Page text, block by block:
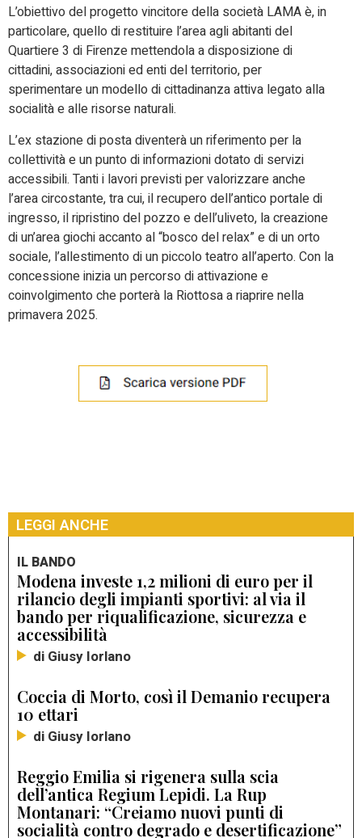
L’obiettivo del progetto vincitore della società LAMA è, in
particolare, quello di restituire l’area agli abitanti del
Quartiere 3 di Firenze mettendola a disposizione di
cittadini, associazioni ed enti del territorio, per
sperimentare un modello di cittadinanza attiva legato alla
socialità e alle risorse naturali.
L’ex stazione di posta diventerà un riferimento per la
collettività e un punto di informazioni dotato di servizi
accessibili. Tanti i lavori previsti per valorizzare anche
l’area circostante, tra cui, il recupero dell’antico portale di
ingresso, il ripristino del pozzo e dell’uliveto, la creazione
di un’area giochi accanto al “bosco del relax” e di un orto
sociale, l’allestimento di un piccolo teatro all’aperto. Con la
concessione inizia un percorso di attivazione e
coinvolgimento che porterà la Riottosa a riaprire nella
primavera 2025.
LEGGI ANCHE
IL BANDO
Modena investe 1,2 milioni di euro per il
rilancio degli impianti sportivi: al via il
bando per riqualificazione, sicurezza e
accessibilità
di Giusy Iorlano
Coccia di Morto, così il Demanio recupera
10 ettari
di Giusy Iorlano
Reggio Emilia si rigenera sulla scia
dell’antica Regium Lepidi. La Rup
Montanari: “Creiamo nuovi punti di
socialità contro degrado e desertificazione”